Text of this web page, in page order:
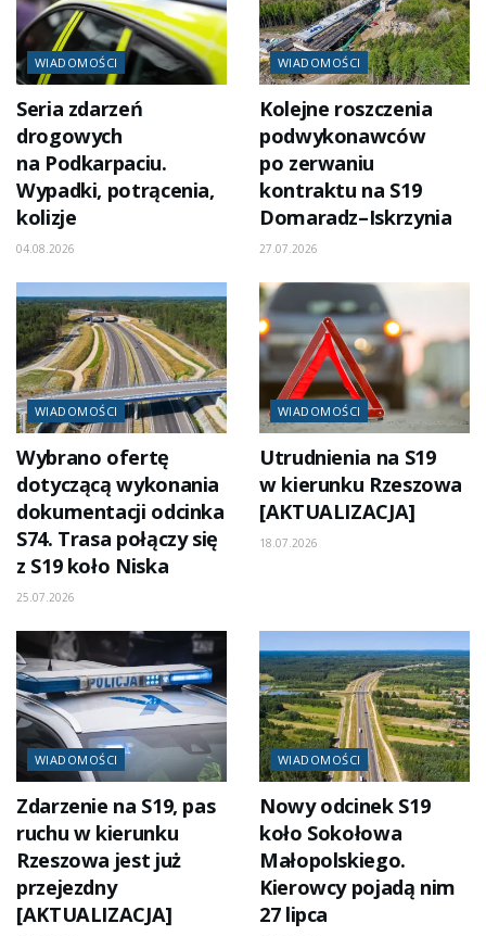
WIADOMOŚCI
Seria zdarzeń
drogowych
na Podkarpaciu.
Wypadki, potrącenia,
kolizje
04.08.2026
WIADOMOŚCI
Kolejne roszczenia
podwykonawców
po zerwaniu
kontraktu na S19
Domaradz–Iskrzynia
27.07.2026
WIADOMOŚCI
Wybrano ofertę
dotyczącą wykonania
dokumentacji odcinka
S74. Trasa połączy się
z S19 koło Niska
25.07.2026
WIADOMOŚCI
Utrudnienia na S19
w kierunku Rzeszowa
[AKTUALIZACJA]
18.07.2026
WIADOMOŚCI
Zdarzenie na S19, pas
ruchu w kierunku
Rzeszowa jest już
przejezdny
[AKTUALIZACJA]
WIADOMOŚCI
Nowy odcinek S19
koło Sokołowa
Małopolskiego.
Kierowcy pojadą nim
27 lipca